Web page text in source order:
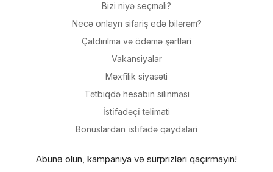
Bizi niyə seçməli?
Necə onlayn sifariş edə bilərəm?
Çatdırılma və ödəmə şərtləri
Vakansiyalar
Məxfilik siyasəti
Tətbiqdə hesabın silinməsi
İsti̇fadəçi̇ təli̇mati
Bonuslardan i̇sti̇fadə qaydalari
Abunə olun, kampaniya və sürprizləri qaçırmayın!